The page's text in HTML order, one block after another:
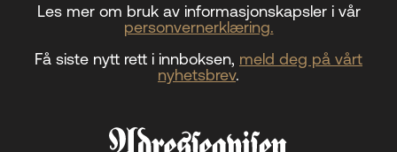
Les mer om bruk av informasjonskapsler i vår
personvernerklæring.
Få siste nytt rett i innboksen, meld deg på vårt
nyhetsbrev.